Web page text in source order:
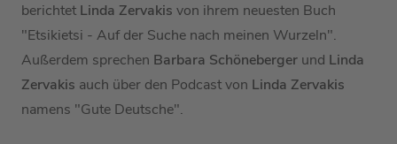
berichtet Linda Zervakis von ihrem neuesten Buch
"Etsikietsi - Auf der Suche nach meinen Wurzeln".
Außerdem sprechen Barbara Schöneberger und Linda
Zervakis auch über den Podcast von Linda Zervakis
namens "Gute Deutsche".